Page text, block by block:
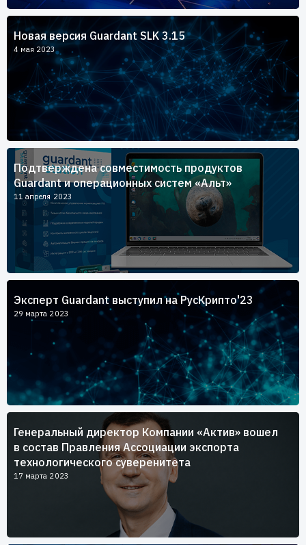
Новая версия Guardant SLK 3.15
4 мая 2023
Подтверждена совместимость продуктов
Guardant и операционных систем «Альт»
11 апреля 2023
Эксперт Guardant выступил на РусКрипто'23
29 марта 2023
Генеральный директор Компании «Актив» вошел
в состав Правления Ассоциации экспорта
технологического суверенитета
17 марта 2023